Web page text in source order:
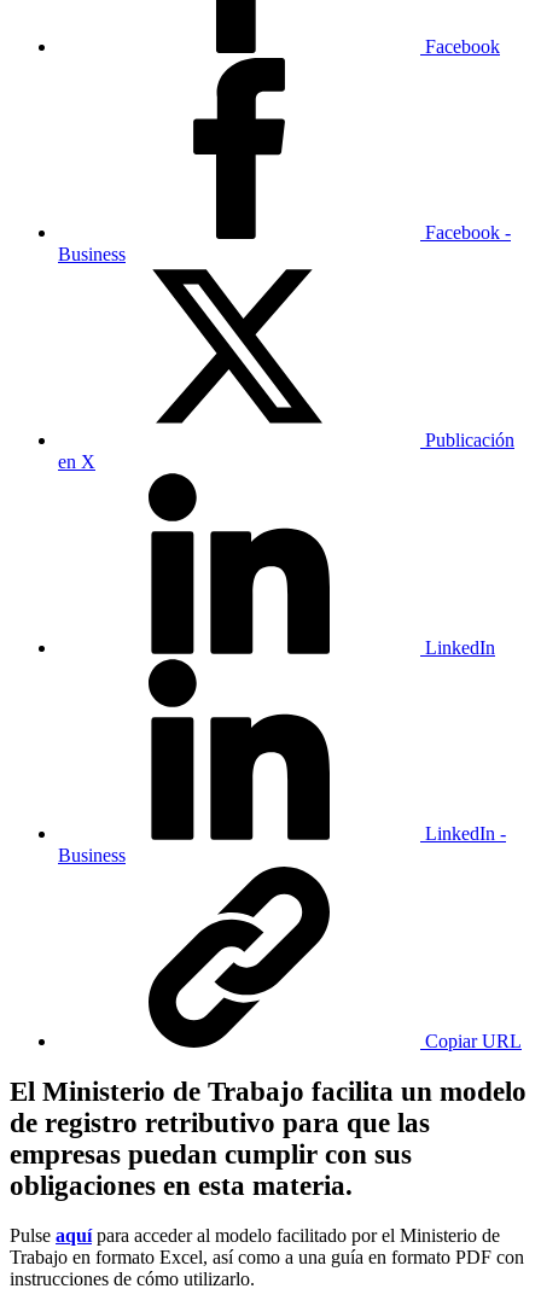
Facebook
Facebook -
Business
Publicación
en X
LinkedIn
LinkedIn -
Business
Copiar URL
El Ministerio de Trabajo facilita un modelo
de registro retributivo para que las
empresas puedan cumplir con sus
obligaciones en esta materia.
Pulse aquípara acceder al modelo facilitado por el Ministerio de
Trabajo en formato Excel, así como a una guía en formato PDF con
instrucciones de cómo utilizarlo.